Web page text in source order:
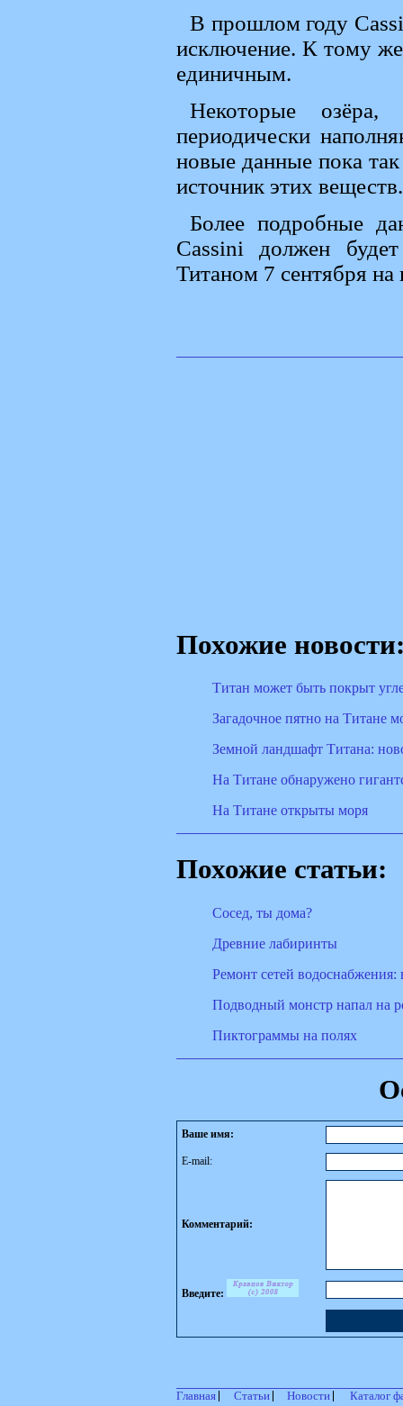
В прошлом году
исключение. К тому
единичным.
Некоторые
периодически
новые данные пока
источник этих веществ.
Более подробные
Cassini должен
Титаном 7 сентября
Похожие
Титан может быть покрыт
Загадочное пятно на Титане
Земной ландшафт Титана:
На Титане обнаружено
На Титане открыты моря
Похожие статьи:
Сосед, ты дома?
Древние лабиринты
Ремонт сетей водоснабжения:
Подводный монстр напал на
Пиктограммы на полях
Ваше имя:
E-mail:
Комментарий:
Введите:
Главная Статьи Новости
Каталог